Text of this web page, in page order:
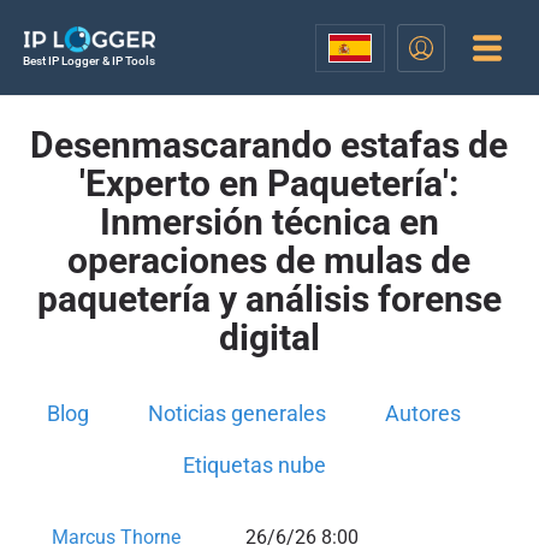
Best IP Logger & IP Tools
Desenmascarando estafas de
'Experto en Paquetería':
Inmersión técnica en
operaciones de mulas de
paquetería y análisis forense
digital
Blog Noticias generales Autores
Etiquetas nube
Marcus Thorne 26/6/26 8:00